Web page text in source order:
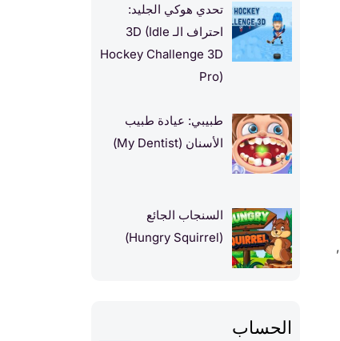
,
تحدي هوكي الجليد:
احتراف الـ 3D (Idle
Hockey Challenge 3D
Pro)
طبيبي: عيادة طبيب
الأسنان (My Dentist)
السنجاب الجائع
(Hungry Squirrel)
الحساب